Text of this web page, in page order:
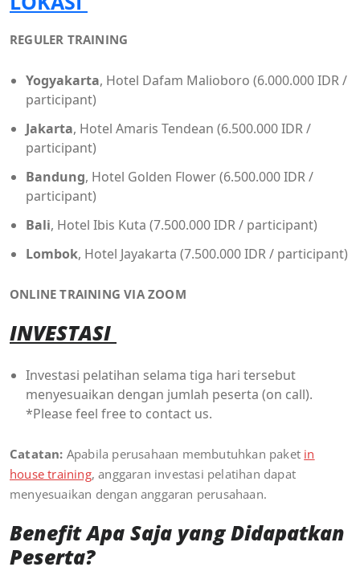
REGULER TRAINING
Yogyakarta, Hotel Dafam Malioboro (6.000.000 IDR /
participant)
Jakarta, Hotel Amaris Tendean (6.500.000 IDR /
participant)
Bandung, Hotel Golden Flower (6.500.000 IDR /
participant)
Bali, Hotel Ibis Kuta (7.500.000 IDR / participant)
Lombok, Hotel Jayakarta (7.500.000 IDR / participant)
ONLINE TRAINING VIA ZOOM
INVESTASI
Investasi pelatihan selama tiga hari tersebut
menyesuaikan dengan jumlah peserta (on call).
*Please feel free to contact us.
Catatan: Apabila perusahaan membutuhkan paket in
house training, anggaran investasi pelatihan dapat
menyesuaikan dengan anggaran perusahaan.
Benefit Apa Saja yang Didapatkan
Peserta?